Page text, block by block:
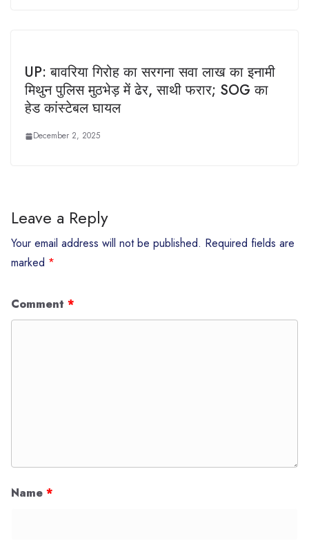
UP: बावरिया गिरोह का सरगना सवा लाख का इनामी
मिथुन पुलिस मुठभेड़ में ढेर, साथी फरार; SOG का
हेड कांस्टेबल घायल
December 2, 2025
Leave a Reply
Your email address will not be published. Required fields are
marked *
Comment *
Name *